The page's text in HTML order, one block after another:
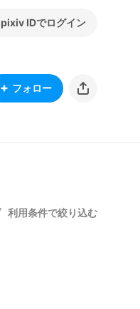
pixiv IDでログイン
フォロー
利用条件で絞り込む